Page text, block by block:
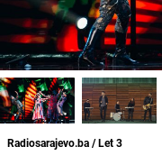
Radiosarajevo.ba / Let 3